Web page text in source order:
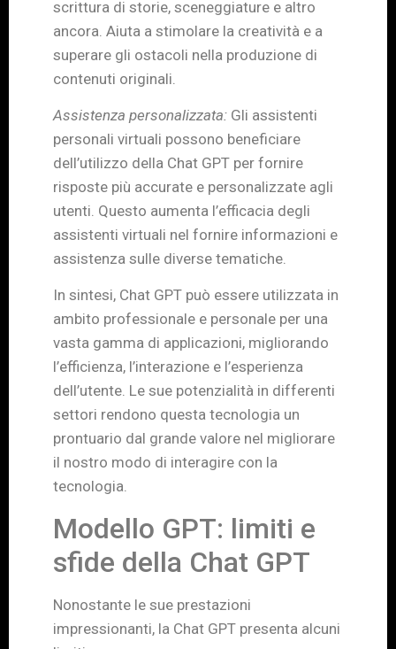
scrittura di storie, sceneggiature e altro
ancora. Aiuta a stimolare la creatività e a
superare gli ostacoli nella produzione di
contenuti originali.
Assistenza personalizzata: Gli assistenti
personali virtuali possono beneficiare
dell’utilizzo della Chat GPT per fornire
risposte più accurate e personalizzate agli
utenti. Questo aumenta l’efficacia degli
assistenti virtuali nel fornire informazioni e
assistenza sulle diverse tematiche.
In sintesi, Chat GPT può essere utilizzata in
ambito professionale e personale per una
vasta gamma di applicazioni, migliorando
l’efficienza, l’interazione e l’esperienza
dell’utente. Le sue potenzialità in differenti
settori rendono questa tecnologia un
prontuario dal grande valore nel migliorare
il nostro modo di interagire con la
tecnologia.
Modello GPT: limiti e
sfide della Chat GPT
Nonostante le sue prestazioni
impressionanti, la Chat GPT presenta alcuni